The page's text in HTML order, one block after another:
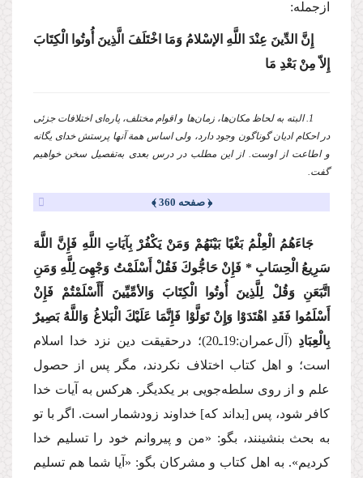
ازجمله:
إِنَّ الدِّینَ عِنْدَ اللَّهِ الإسْلامُ وَمَا اخْتَلَفَ الَّذِینَ أُوتُوا الْكِتَابَ
إِلاّ مِنْ بَعْدِ مَا
1. البته ‌به ‌لحاظ مكان‌ها، زمان‌ها و اقوام مختلف، پاره‌ای اختلافات جزئی
در احكام ادیان گوناگون وجود دارد، ولی اساس همة آنها پرستش خدای یگانه
و اطاعت از اوست. از این مطلب در درس بعدی به‌تفصیل سخن خواهیم
گفت.
﴿ صفحه 360 ﴾
جَاءَهُمُ الْعِلْمُ بَغْیًا بَیْنَهُمْ وَمَنْ یَكْفُرْ بِآیَاتِ اللَّهِ فَإِنَّ اللَّهَ
سَرِیعُ الْحِسَابِ * فَإِنْ حَاجُّوكَ فَقُلْ أَسْلَمْتُ وَجْهِیَ لِلَّهِ وَمَنِ
اتَّبَعَنِ وَقُلْ لِلَّذِینَ أُوتُوا الْكِتَابَ وَالأمِّیِّینَ أَأَسْلَمْتُمْ فَإِنْ
أَسْلَمُوا فَقَدِ اهْتَدَوْا وَإِنْ تَوَلَّوْا فَإِنَّمَا عَلَیْكَ الْبَلاغُ وَاللَّهُ بَصِیرٌ
بِالْعِبَادِ (آل‌عمران:19ـ20)؛
درحقیقت دین نزد خدا اسلام
است؛ و اهل كتاب اختلاف نكردند، مگر پس از حصول
علم و از روی سلطه‌جویی بر یكدیگر. هركس به آیات خدا
كافر شود، پس [بداند كه] خداوند زودشمار است. اگر با تو
به بحث بنشینند، بگو: «من و پیروانم خود را تسلیم خدا
كردیم». به اهل كتاب و مشركان بگو: «آیا شما هم تسلیم